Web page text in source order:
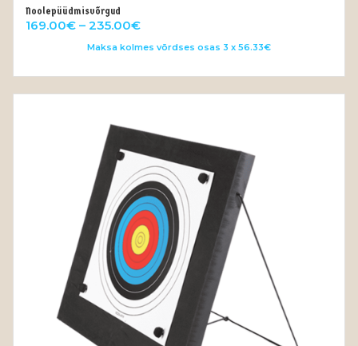
Noolepüüdmisvõrgud
169.00€ – 235.00€Price
range:
through
235.00€
Maksa kolmes võrdses osas 3 x 56.33€